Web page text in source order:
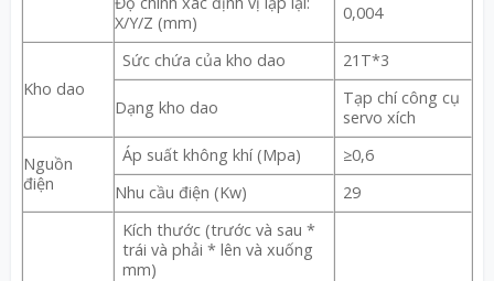
X/Y/Z (mm)
0,004
Kho dao
Sức chứa của kho dao 21T*3
Dạng kho dao
Tạp chí công cụ
servo xích
Nguồn
điện
Áp suất không khí (Mpa)
≥0,6
Nhu cầu điện (Kw)
29
Kích thước (trước và sau *
trái và phải * lên và xuống
mm)